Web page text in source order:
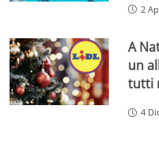
2
A
un
tutti
4